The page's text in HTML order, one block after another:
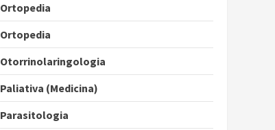
Ortopedia
Ortopedia
Otorrinolaringologia
Paliativa (Medicina)
Parasitologia